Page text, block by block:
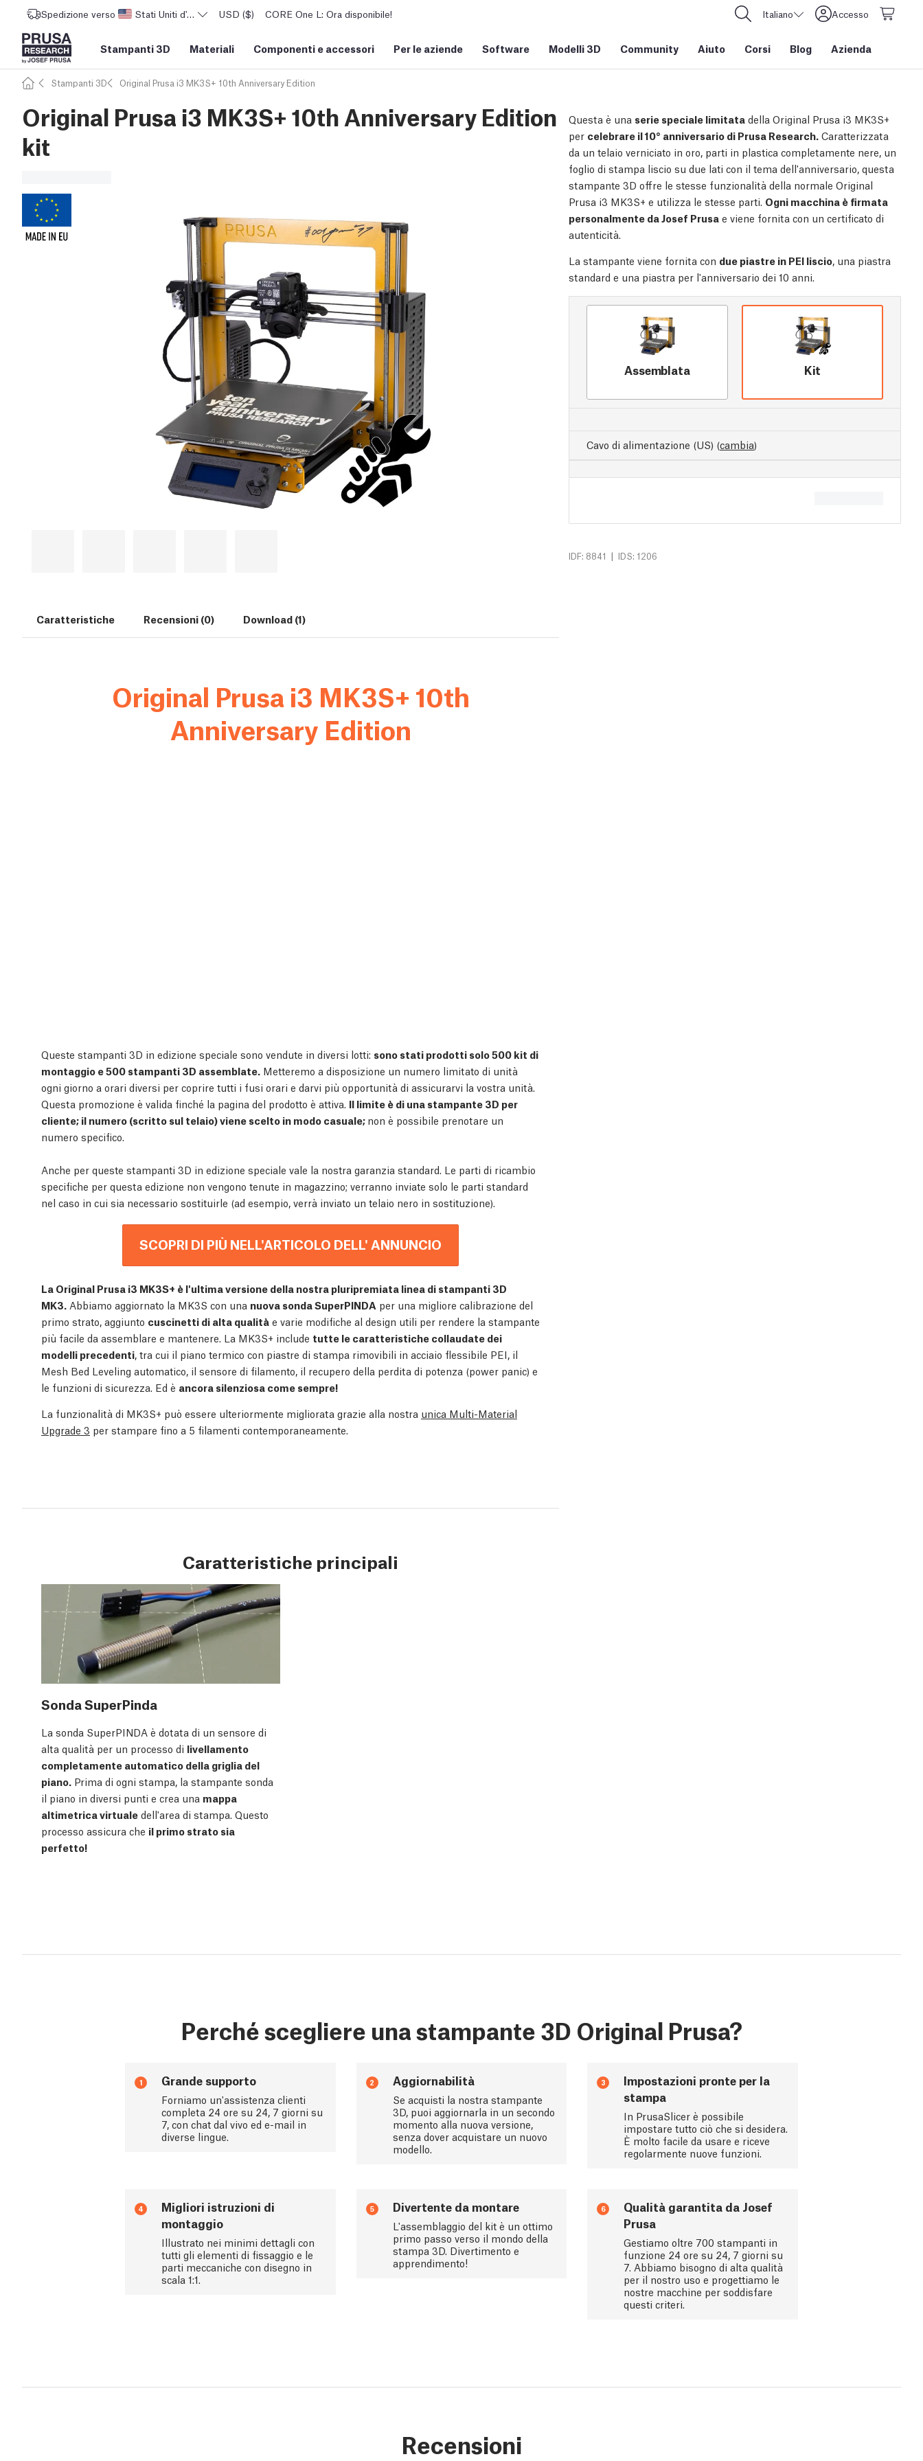
Spedizione verso Stati Uniti d'AmericaUSD ($) CORE One L: Ora disponibile! Italiano Accesso
Stampanti 3D Materiali Componenti e accessori Per le aziende Software Modelli 3D Community Aiuto Corsi Blog Azienda
Stampanti 3D Original Prusa i3 MK3S+ 10th Anniversary Edition
Original Prusa i3 MK3S+ 10th Anniversary Edition
kit
Questa è una serie speciale limitata della Original Prusa i3 MK3S+
per celebrare il 10° anniversario di Prusa Research. Caratterizzata
da un telaio verniciato in oro, parti in plastica completamente nere, un
foglio di stampa liscio su due lati con il tema dell'anniversario, questa
stampante 3D offre le stesse funzionalità della normale Original
Prusa i3 MK3S+ e utilizza le stesse parti. Ogni macchina è firmata
personalmente da Josef Prusa e viene fornita con un certificato di
autenticità.
La stampante viene fornita con due piastre in PEI liscio, una piastra
standard e una piastra per l'anniversario dei 10 anni.
Assemblata Kit
Cavo di alimentazione (US) (cambia)
IDF: 8841 | IDS: 1206
Caratteristiche Recensioni (0) Download (1)
Original Prusa i3 MK3S+ 10th
Anniversary Edition
Queste stampanti 3D in edizione speciale sono vendute in diversi lotti: sono stati prodotti solo 500 kit di
montaggio e 500 stampanti 3D assemblate. Metteremo a disposizione un numero limitato di unità
ogni giorno a orari diversi per coprire tutti i fusi orari e darvi più opportunità di assicurarvi la vostra unità.
Questa promozione è valida finché la pagina del prodotto è attiva. Il limite è di una stampante 3D per
cliente; il numero (scritto sul telaio) viene scelto in modo casuale; non è possibile prenotare un
numero specifico.
Anche per queste stampanti 3D in edizione speciale vale la nostra garanzia standard. Le parti di ricambio
specifiche per questa edizione non vengono tenute in magazzino; verranno inviate solo le parti standard
nel caso in cui sia necessario sostituirle (ad esempio, verrà inviato un telaio nero in sostituzione).
SCOPRI DI PIÙ NELL'ARTICOLO DELL' ANNUNCIO
La Original Prusa i3 MK3S+ è l'ultima versione della nostra pluripremiata linea di stampanti 3D
MK3. Abbiamo aggiornato la MK3S con una nuova sonda SuperPINDA per una migliore calibrazione del
primo strato, aggiunto cuscinetti di alta qualità e varie modifiche al design utili per rendere la stampante
più facile da assemblare e mantenere. La MK3S+ include tutte le caratteristiche collaudate dei
modelli precedenti, tra cui il piano termico con piastre di stampa rimovibili in acciaio flessibile PEI, il
Mesh Bed Leveling automatico, il sensore di filamento, il recupero della perdita di potenza (power panic) e
le funzioni di sicurezza. Ed è ancora silenziosa come sempre!
La funzionalità di MK3S+ può essere ulteriormente migliorata grazie alla nostra unica Multi-Material
Upgrade 3 per stampare fino a 5 filamenti contemporaneamente.
Caratteristiche principali
Sonda SuperPinda
La sonda SuperPINDA è dotata di un sensore di
alta qualità per un processo di livellamento
completamente automatico della griglia del
piano. Prima di ogni stampa, la stampante sonda
il piano in diversi punti e crea una mappa
altimetrica virtuale dell'area di stampa. Questo
processo assicura che il primo strato sia
perfetto!
Perché scegliere una stampante 3D Original Prusa?
1 Grande supporto
Forniamo un'assistenza clienti
completa 24 ore su 24, 7 giorni su
7, con chat dal vivo ed e-mail in
diverse lingue.
2 Aggiornabilità
Se acquisti la nostra stampante
3D, puoi aggiornarla in un secondo
momento alla nuova versione,
senza dover acquistare un nuovo
modello.
3
Impostazioni pronte per la
stampa
In PrusaSlicer è possibile
impostare tutto ciò che si desidera.
È molto facile da usare e riceve
regolarmente nuove funzioni.
4
Migliori istruzioni di
montaggio
Illustrato nei minimi dettagli con
tutti gli elementi di fissaggio e le
parti meccaniche con disegno in
scala 1:1.
5 Divertente da montare
L'assemblaggio del kit è un ottimo
primo passo verso il mondo della
stampa 3D. Divertimento e
apprendimento!
6
Qualità garantita da Josef
Prusa
Gestiamo oltre 700 stampanti in
funzione 24 ore su 24, 7 giorni su
7. Abbiamo bisogno di alta qualità
per il nostro uso e progettiamo le
nostre macchine per soddisfare
questi criteri.
Recensioni